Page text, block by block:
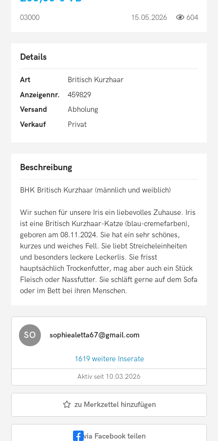
03000 15.05.2026 604
Details
Art
Britisch Kurzhaar
Anzeigennr.
459829
Versand
Abholung
Verkauf
Privat
Beschreibung
BHK Britisch Kurzhaar (männlich und weiblich)
Wir suchen für unsere Iris ein liebevolles Zuhause. Iris
ist eine Britisch Kurzhaar-Katze (blau-cremefarben),
geboren am 08.11.2024. Sie hat ein sehr schönes,
kurzes und weiches Fell. Sie liebt Streicheleinheiten
und besonders leckere Leckerlis. Sie frisst
hauptsächlich Trockenfutter, mag aber auch ein Stück
Fleisch oder Nassfutter. Sie schläft gerne auf dem Sofa
oder im Bett bei ihren Menschen.
SO sophiealetta67@gmail.com
1619 weitere Inserate
Aktiv seit 10.03.2026
zu Merkzettel hinzufügen
via Facebook teilen